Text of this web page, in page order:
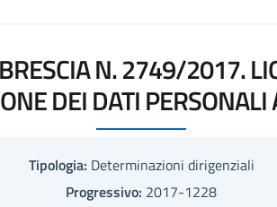
N. 2749/2017.
DEI DATI
Tipologia: Determinazioni dirigenziali
Progressivo: 2017-1228